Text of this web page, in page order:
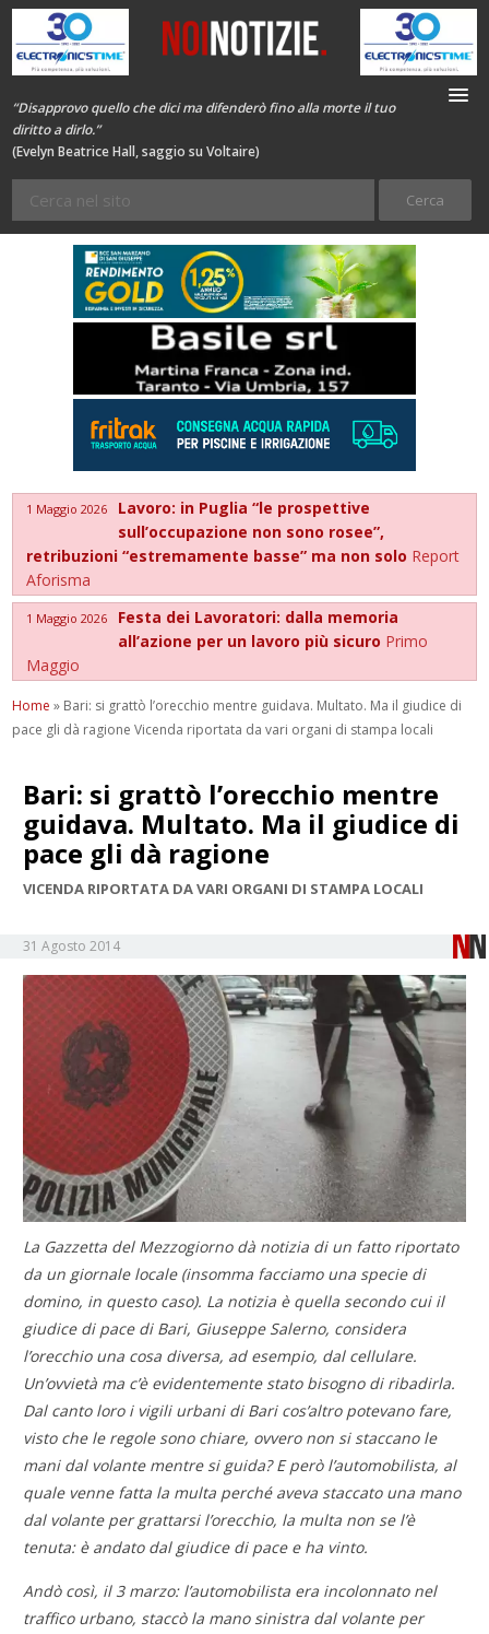
“Disapprovo quello che dici ma difenderò fino alla morte il tuo
diritto a dirlo.”
(Evelyn Beatrice Hall, saggio su Voltaire)
1 Maggio 2026
Lavoro: in Puglia “le prospettive
sull’occupazione non sono rosee”,
retribuzioni “estremamente basse” ma non solo Report
Aforisma
1 Maggio 2026
Festa dei Lavoratori: dalla memoria
all’azione per un lavoro più sicuro Primo
Maggio
Home » Bari: si grattò l’orecchio mentre guidava. Multato. Ma il giudice di
pace gli dà ragione Vicenda riportata da vari organi di stampa locali
Bari: si grattò l’orecchio mentre
guidava. Multato. Ma il giudice di
pace gli dà ragione
VICENDA RIPORTATA DA VARI ORGANI DI STAMPA LOCALI
31 Agosto 2014
La Gazzetta del Mezzogiorno dà notizia di un fatto riportato
da un giornale locale (insomma facciamo una specie di
domino, in questo caso). La notizia è quella secondo cui il
giudice di pace di Bari, Giuseppe Salerno, considera
l’orecchio una cosa diversa, ad esempio, dal cellulare.
Un’ovvietà ma c’è evidentemente stato bisogno di ribadirla.
Dal canto loro i vigili urbani di Bari cos’altro potevano fare,
visto che le regole sono chiare, ovvero non si staccano le
mani dal volante mentre si guida? E però l’automobilista, al
quale venne fatta la multa perché aveva staccato una mano
dal volante per grattarsi l’orecchio, la multa non se l’è
tenuta: è andato dal giudice di pace e ha vinto.
Andò così, il 3 marzo: l’automobilista era incolonnato nel
traffico urbano, staccò la mano sinistra dal volante per